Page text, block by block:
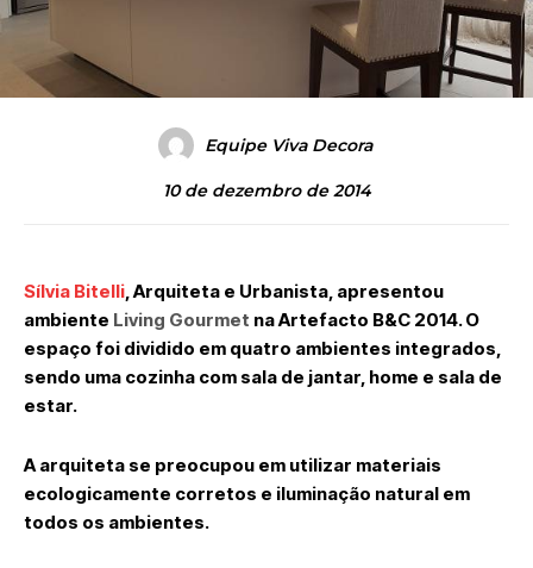
Equipe Viva Decora
10 de dezembro de 2014
Sílvia Bitelli, Arquiteta e Urbanista, apresentou
ambiente Living Gourmet na Artefacto B&C 2014. O
espaço foi dividido em quatro ambientes integrados,
sendo uma cozinha com sala de jantar, home e sala de
estar.
A arquiteta se preocupou em utilizar materiais
ecologicamente corretos e iluminação natural em
todos os ambientes.